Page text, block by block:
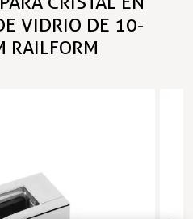
VIDRIO DE 10-
RAILFORM